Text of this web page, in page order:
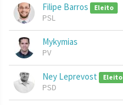
Filipe Barros Eleito
PSL
Mykymias
PV
Ney Leprevost Eleito
PSD